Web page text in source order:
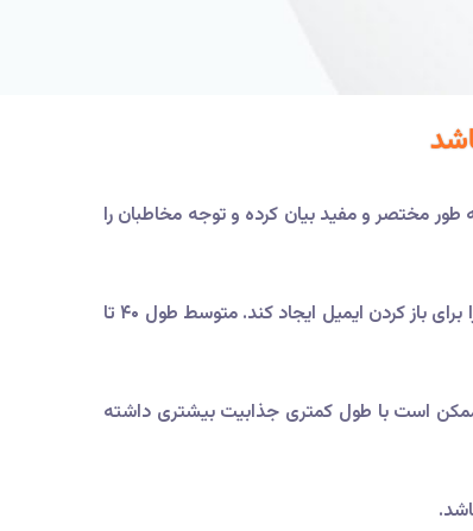
باشد. این طول کافی است تا موضوع را به طور مختصر و مفید بیان کرده و توجه مخاطبان را
طول موضوع باید به گونه‌ای باشد که در صفحه نمایش ایمیل‌ها و برنامه‌های ایمیل کاربران به طور کامل قابل مشاهده باشد و جذابیت لازم را برای باز کردن ایمیل ایجاد کند. متوسط طول ۴۰ تا
است با طول کمتری جذابیت بیشتری داشته